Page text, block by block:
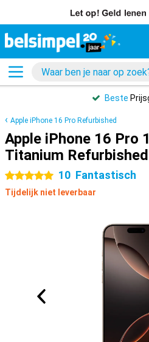
Beste
Apple iPhone 16 Pro Refurbished
Apple iPhone 16 Pro
Titanium Refurbished
5 sterren 10 Fantastisch
Tijdelijk niet leverbaar